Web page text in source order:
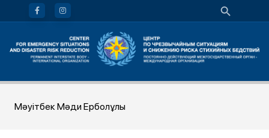
Мәуітбек Мәди Ерболұлы